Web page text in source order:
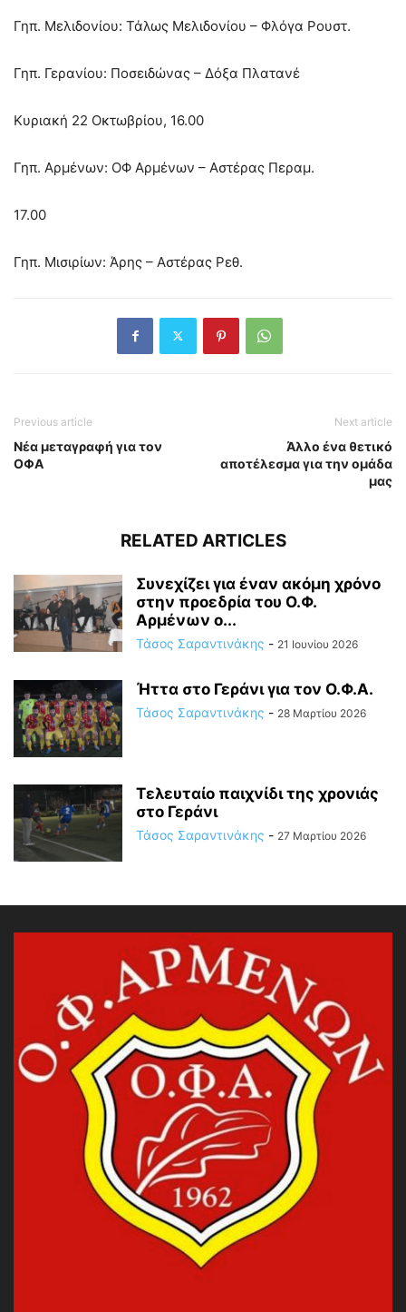
Γηπ. Μελιδονίου: Τάλως Μελιδονίου – Φλόγα Ρουστ.
Γηπ. Γερανίου: Ποσειδώνας – Δόξα Πλατανέ
Κυριακή 22 Οκτωβρίου, 16.00
Γηπ. Αρμένων: ΟΦ Αρμένων – Αστέρας Περαμ.
17.00
Γηπ. Μισιρίων: Άρης – Αστέρας Ρεθ.
Previous article
Νέα μεταγραφή για τον
ΟΦΑ
Next article
Άλλο ένα θετικό
αποτέλεσμα για την ομάδα
μας
RELATED ARTICLES
Συνεχίζει για έναν ακόμη χρόνο
στην προεδρία του Ο.Φ.
Αρμένων ο...
Τάσος Σαραντινάκης - 21 Ιουνίου 2026
Ήττα στο Γεράνι για τον Ο.Φ.Α.
Τάσος Σαραντινάκης - 28 Μαρτίου 2026
Τελευταίο παιχνίδι της χρονιάς
στο Γεράνι
Τάσος Σαραντινάκης - 27 Μαρτίου 2026